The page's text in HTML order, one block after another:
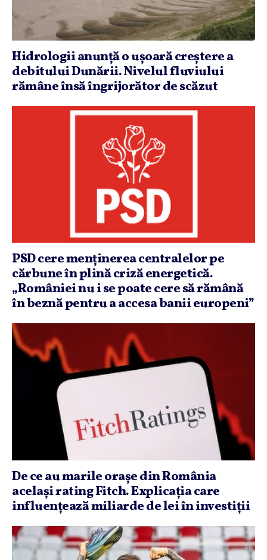
Hidrologii anunţă o uşoară creştere a
debitului Dunării. Nivelul fluviului
rămâne însă îngrijorător de scăzut
PSD cere menţinerea centralelor pe
cărbune în plină criză energetică.
„României nu i se poate cere să rămână
în beznă pentru a accesa banii europeni”
De ce au marile oraşe din România
acelaşi rating Fitch. Explicaţia care
influenţează miliarde de lei în investiţii